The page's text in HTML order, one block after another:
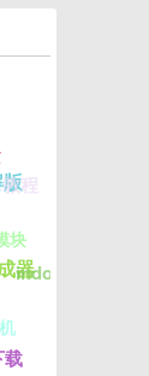
器
载
indows7
教程
块